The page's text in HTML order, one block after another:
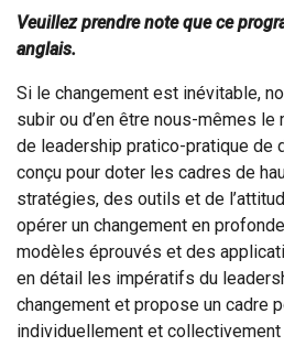
Veuillez prendre note que ce
anglais.
Si le changement est inévitable,
subir ou d’en être nous-mêmes le
de leadership pratico-pratique de
conçu pour doter les cadres de
stratégies, des outils et de
opérer un changement en
modèles éprouvés et des
en détail les impératifs du
changement et propose un cadre
individuellement et